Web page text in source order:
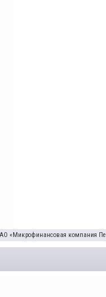
«Микрофинансовая компания